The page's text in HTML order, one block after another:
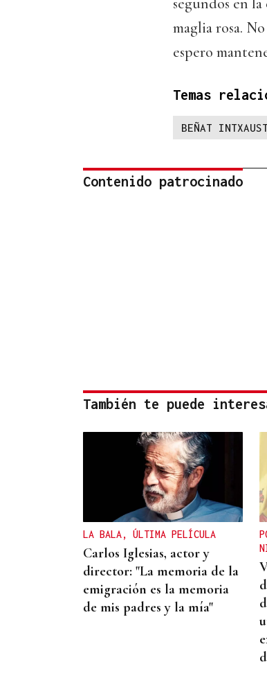
segundos en
maglia rosa.
espero
Temas
BEÑAT
Contenido patrocinado
También te puede
LA BALA, ÚLTIMA PELÍCULA
Carlos Iglesias, actor y
director: "La memoria de la
emigración es la memoria
de mis padres y la mía"